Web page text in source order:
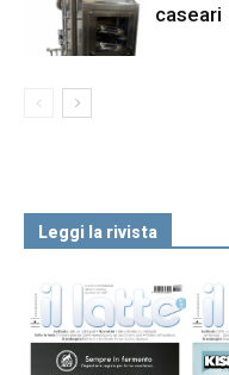
caseari
Leggi la rivista